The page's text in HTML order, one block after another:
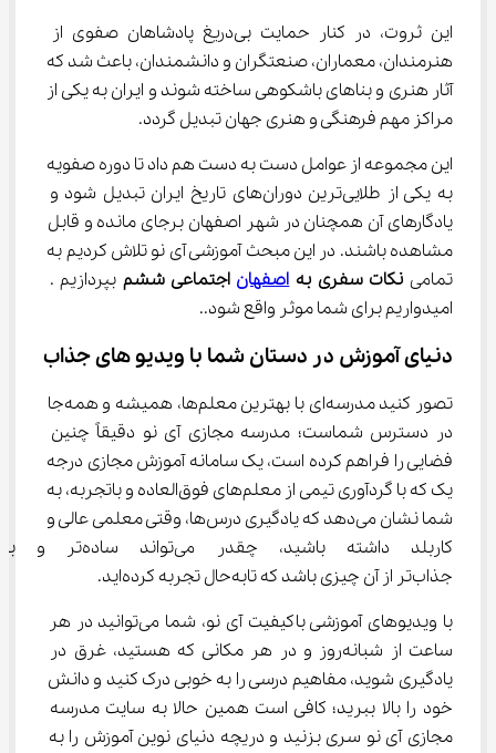
این ثروت، در کنار حمایت بی‌دریغ پادشاهان صفوی از
هنرمندان، معماران، صنعتگران و دانشمندان، باعث شد که
آثار هنری و بناهای باشکوهی ساخته شوند و ایران به یکی از
مراکز مهم فرهنگی و هنری جهان تبدیل گردد.
این مجموعه از عوامل دست به دست هم داد تا دوره صفویه
به یکی از طلایی‌ترین دوران‌های تاریخ ایران تبدیل شود و
یادگارهای آن همچنان در شهر اصفهان برجای مانده و قابل
مشاهده باشند. در این مبحث آموزشی آی نو تلاش کردیم به
تمامی نکات سفری به اصفهان اجتماعی ششم بپردازیم .
امیدواریم برای شما موثر واقع شود..
دنیای آموزش در دستان شما با ویدیو های جذاب
تصور کنید مدرسه‌ای با بهترین معلم‌ها، همیشه و همه‌جا
در دسترس شماست؛ مدرسه مجازی آی ‌نو دقیقاً چنین
فضایی را فراهم کرده است، یک سامانه آموزش مجازی درجه
یک که با گردآوری تیمی از معلم‌های فوق‌العاده و باتجربه، به
شما نشان می‌دهد که یادگیری درس‌ها، وقتی معلمی عالی و
کاربلد داشته باشید، چقدر می‌تواند
جذاب‌تر از آن چیزی باشد که تابه‌حال تجربه کرده‌اید.
با ویدیوهای آموزشی باکیفیت آی ‌نو، شما می‌توانید در هر
ساعت از شبانه‌روز و در هر مکانی که هستید، غرق در
یادگیری شوید، مفاهیم درسی را به خوبی درک کنید و دانش
خود را بالا ببرید؛ کافی است همین حالا به سایت مدرسه
مجازی آی ‌نو سری بزنید و دریچه دنیای نوین آموزش را به